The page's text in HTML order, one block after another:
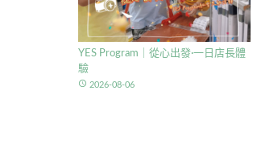
YES Program｜從心出發·一日店長體
驗
access_time 2026-08-06